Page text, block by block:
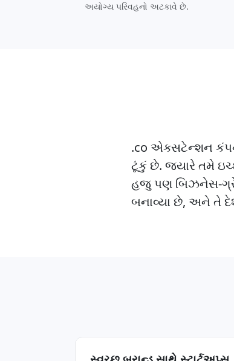
અયોગ્ય પરિવહનો અટકાવે છે.
.co એક્સટેન્શન
ટૂંકું છે. જ્યારે તમે
હજુ પણ બિઝનેસ-ગ્રેડ
બનાવ્યા છે, અને તે